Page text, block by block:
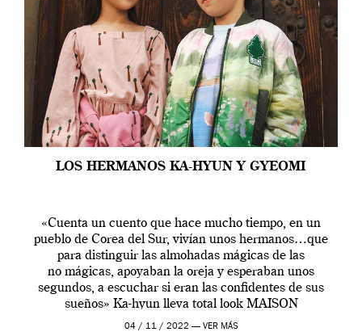
LOS HERMANOS KA-HYUN Y GYEOMI
«Cuenta un cuento que hace mucho tiempo, en un
pueblo de Corea del Sur, vivían unos hermanos…que
para distinguir las almohadas mágicas de las
no mágicas, apoyaban la oreja y esperaban unos
segundos, a escuchar si eran las confidentes de sus
sueños» Ka-hyun lleva total look MAISON
MANGOSTAN Ka-hyun lleva vestido de LMN3 y
04 / 11 / 2022 — VER MÁS